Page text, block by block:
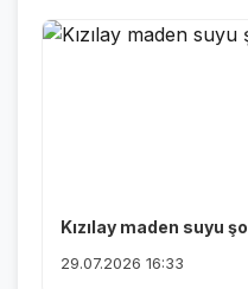
Kızılay maden suyu
29.07.2026 16:33